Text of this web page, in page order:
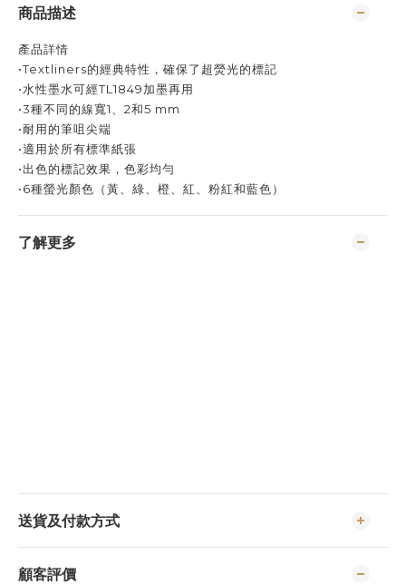
商品描述
產品詳情
•Textliners的經典特性，確保了超熒光的標記
•水性墨水可經TL1849加墨再用
•3種不同的線寬1、2和5 mm
•耐用的筆咀尖端
•適用於所有標準紙張
•出色的標記效果，色彩均勻
•6種螢光顏色（黃、綠、橙、紅、粉紅和藍色）
了解更多
送貨及付款方式
顧客評價